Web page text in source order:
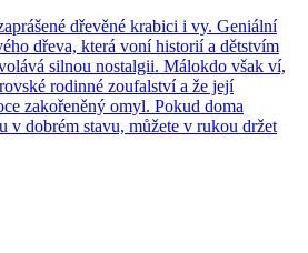
dřevěné krabici i vy. Geniální
dřeva, která voní historií a dětstvím
silnou nostalgii. Málokdo však ví,
rodinné zoufalství a že její
zakořeněný omyl. Pokud doma
v dobrém stavu, můžete v rukou držet